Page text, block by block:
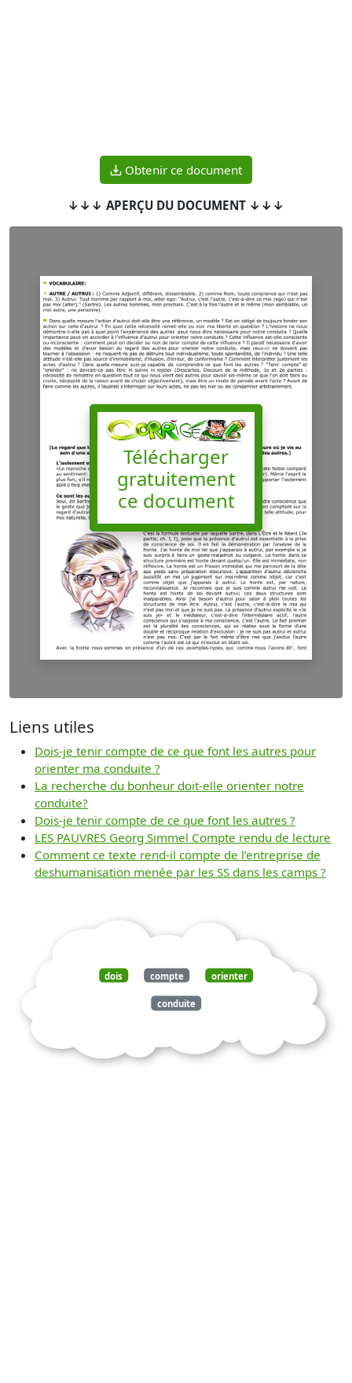
Obtenir ce document
↓↓↓ APERÇU DU DOCUMENT ↓↓↓
Télécharger
gratuitement
ce document
Liens utiles
Dois-je tenir compte de ce que font les autres pour
orienter ma conduite ?
La recherche du bonheur doit-elle orienter notre
conduite?
Dois-je tenir compte de ce que font les autres ?
LES PAUVRES Georg Simmel Compte rendu de lecture
Comment ce texte rend-il compte de l’entreprise de
deshumanisation menée par les SS dans les camps ?
dois compte orienter
conduite